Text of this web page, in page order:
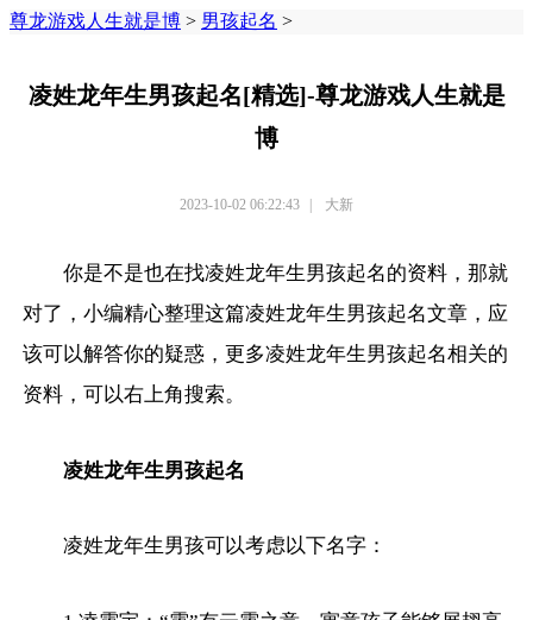
尊龙游戏人生就是博 > 男孩起名 >
凌姓龙年生男孩起名[精选]-尊龙游戏人生就是
博
2023-10-02 06:22:43 | 大新
你是不是也在找凌姓龙年生男孩起名的资料，那就
对了，小编精心整理这篇凌姓龙年生男孩起名文章，应
该可以解答你的疑惑，更多凌姓龙年生男孩起名相关的
资料，可以右上角搜索。
凌姓龙年生男孩起名
凌姓龙年生男孩可以考虑以下名字：